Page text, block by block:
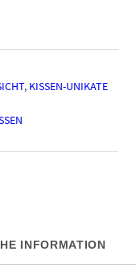
, KISSEN-UNIKATE
INFORMATION